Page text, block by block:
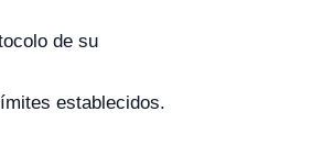
de su
establecidos.